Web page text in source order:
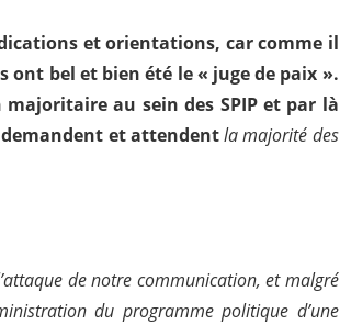
et orientations, car comme il
bel et bien été le « juge de paix ».
au sein des SPIP et par là
demandent et attendentla majorité des
de notre communication, et malgré
du programme politique d’une